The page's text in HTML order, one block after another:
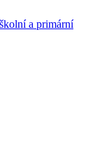
a primární